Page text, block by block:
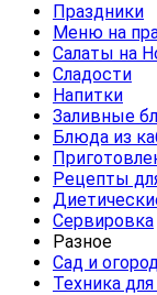
Праздники
Меню на
Салаты на
Сладости
Напитки
Заливные
Блюда из
Рецепты
Сервировка
Разное
Сад и
Техника